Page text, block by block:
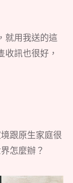
就用我送的這
收訊也很好，
跟原生家庭很
怎麼辦？